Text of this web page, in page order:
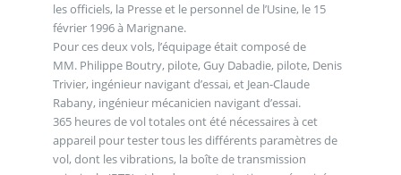
les officiels, la Presse et le personnel de l’Usine, le 15
février 1996 à Marignane.
Pour ces deux vols, l’équipage était composé de
MM. Philippe Boutry, pilote, Guy Dabadie, pilote, Denis
Trivier, ingénieur navigant d’essai, et Jean-Claude
Rabany, ingénieur mécanicien navigant d’essai.
365 heures de vol totales ont été nécessaires à cet
appareil pour tester tous les différents paramètres de
vol, dont les vibrations, la boîte de transmission